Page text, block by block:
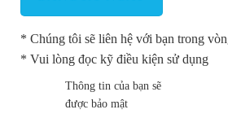
* Chúng tôi sẽ liên hệ với bạn trong
* Vui lòng đọc kỹ điều kiện sử dụng
Thông tin của bạn sẽ
được bảo mật